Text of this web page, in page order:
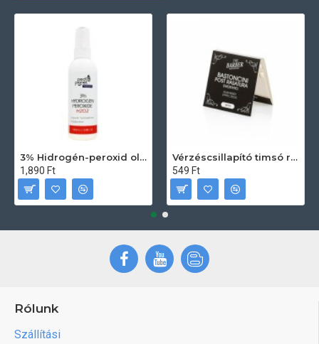
3% Hidrogén-peroxid oldat (sebfertőtlenítő) 100ml
1,890 Ft
Vérzéscsillapító timsó rúd 20db
549 Ft
Rólunk
Szállítási